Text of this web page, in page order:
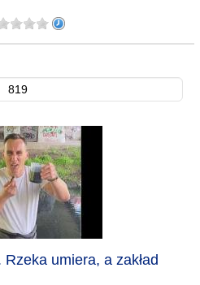
819
umiera, a zakład